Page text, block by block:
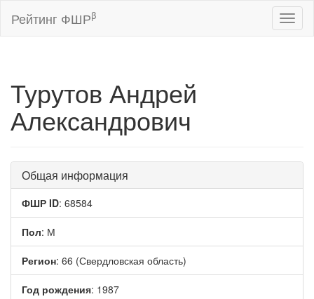
Рейтинг ФШРβ
Турутов Андрей
Александрович
Общая информация
ФШР ID: 68584
Пол: М
Регион: 66 (Свердловская область)
Год рождения: 1987